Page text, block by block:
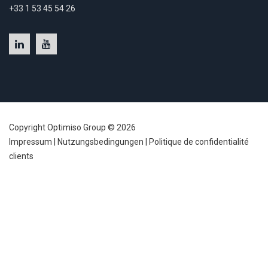
+33 1 53 45 54 26
Copyright Optimiso Group © 2026
Impressum
Nutzungsbedingungen
Politique de confidentialité
clients